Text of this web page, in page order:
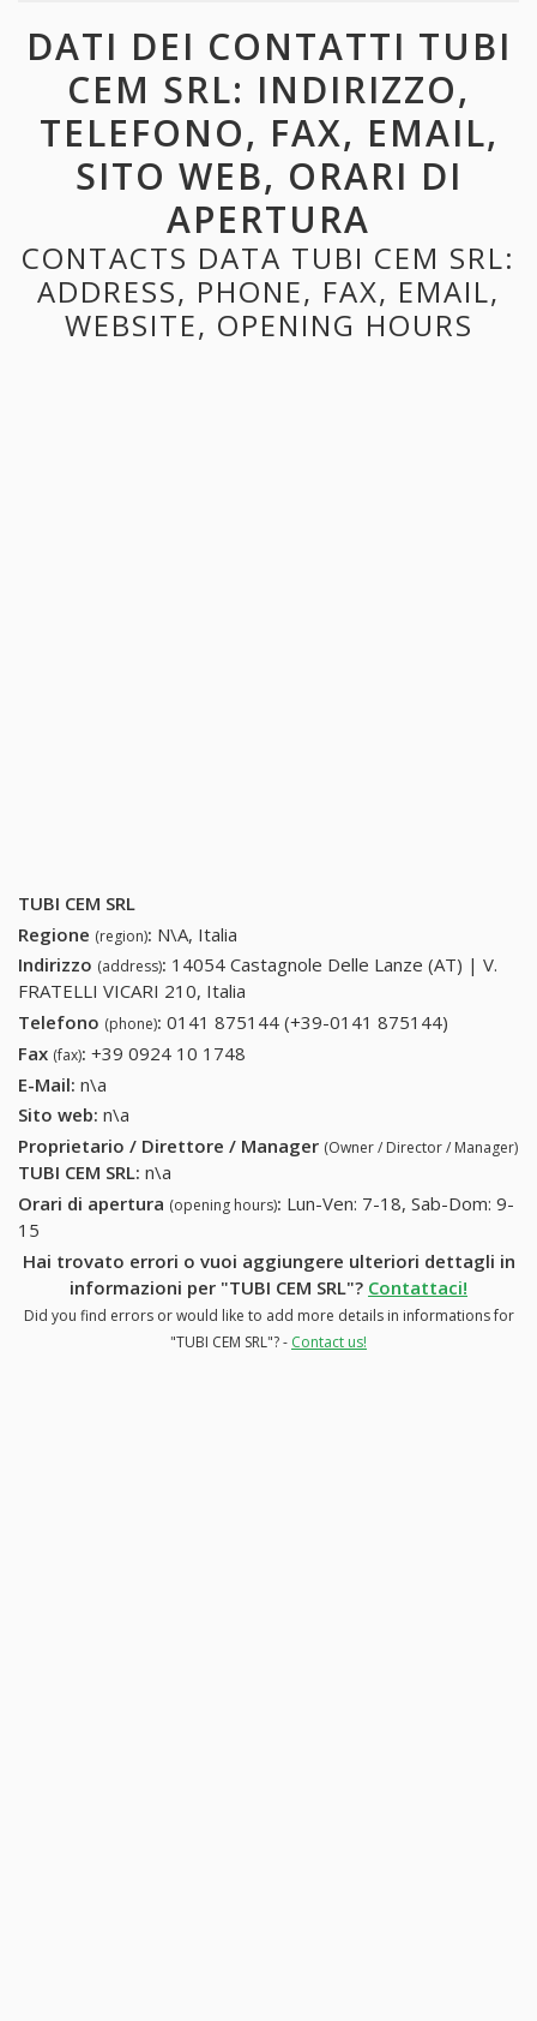
DATI DEI CONTATTI TUBI
CEM SRL: INDIRIZZO,
TELEFONO, FAX, EMAIL,
SITO WEB, ORARI DI
APERTURA
CONTACTS DATA TUBI CEM SRL:
ADDRESS, PHONE, FAX, EMAIL,
WEBSITE, OPENING HOURS
TUBI CEM SRL
Regione (region): N\A, Italia
Indirizzo (address): 14054 Castagnole Delle Lanze (AT) | V.
FRATELLI VICARI 210, Italia
Telefono (phone): 0141 875144 (+39-0141 875144)
Fax (fax): +39 0924 10 1748
E-Mail: n\a
Sito web: n\a
Proprietario / Direttore / Manager (Owner / Director / Manager)
TUBI CEM SRL: n\a
Orari di apertura (opening hours): Lun-Ven: 7-18, Sab-Dom: 9-
15
Hai trovato errori o vuoi aggiungere ulteriori dettagli in
informazioni per "TUBI CEM SRL"? Contattaci!
Did you find errors or would like to add more details in informations for
"TUBI CEM SRL"? - Contact us!